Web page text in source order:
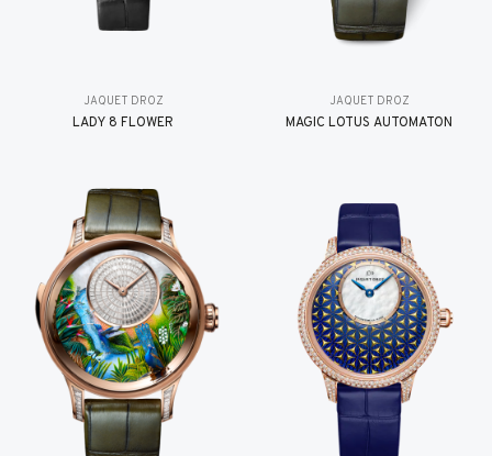
JAQUET DROZ
LADY 8 FLOWER
JAQUET DROZ
MAGIC LOTUS AUTOMATON